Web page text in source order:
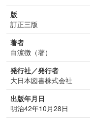
版
訂正三版
著者
白濵徴（著）
発行社／発行者
大日本図書株式会社
出版年月日
明治42年10月28日